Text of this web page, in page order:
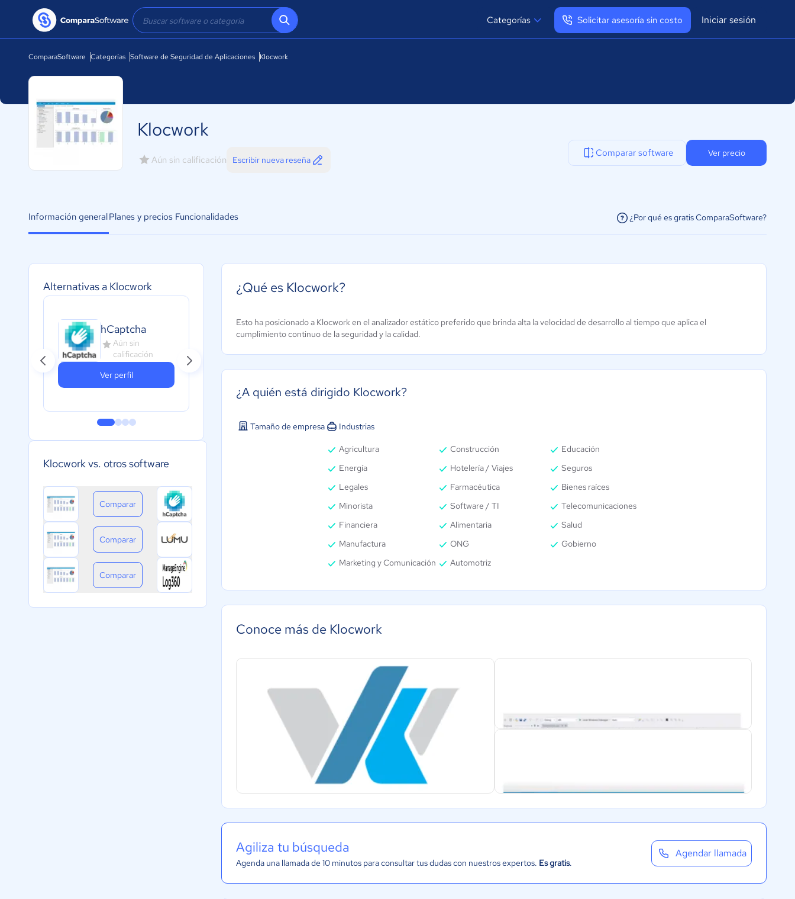
Categorías Solicitar asesoría sin costo Iniciar sesión
ComparaSoftware Categorías Software de Seguridad de Aplicaciones Klocwork
Klocwork
Aún sin calificación Escribir nueva reseña
Comparar software Ver precio
Información generalPlanes y precios Funcionalidades ¿Por qué es gratis ComparaSoftware?
Alternativas a Klocwork
hCaptcha
Aún sin
calificación
Ver perfil
Lumu
Technologies
ManageEngine
Log360
Snyk
calificación
Klocwork vs. otros software
Comparar
Comparar
Comparar
¿Qué es Klocwork?
Esto ha posicionado a Klocwork en el analizador estático preferido que brinda alta la velocidad de desarrollo al tiempo que aplica el
cumplimiento continuo de la seguridad y la calidad.
¿A quién está dirigido Klocwork?
Tamaño de empresa Industrias
Agricultura Construcción
Educación
Energía
Hotelería / Viajes
Seguros
Legales
Farmacéutica
Bienes raíces
Minorista
Software / TI
Telecomunicaciones
Financiera
Alimentaria
Salud
Manufactura
ONG
Gobierno
Marketing y Comunicación
Automotriz
Conoce más de Klocwork
Agiliza tu búsqueda
Agenda una llamada de 10 minutos para consultar tus dudas con nuestros expertos. Es gratis.
Agendar llamada